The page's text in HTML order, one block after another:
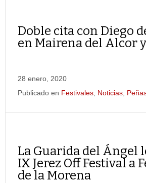
Doble cita con Diego
en Mairena del Alcor
28 enero, 2020
Publicado en Festivales Noticias
La Guarida del Ángel
IX Jerez Off Festival a
de la Morena